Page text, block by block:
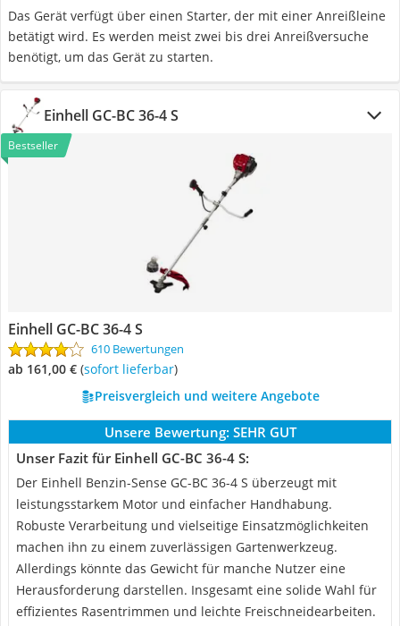
Das Gerät verfügt über einen Starter, der mit einer Anreißleine
betätigt wird. Es werden meist zwei bis drei Anreißversuche
benötigt, um das Gerät zu starten.
Einhell GC-BC 36-4 S
Bestseller
Einhell GC-BC 36-4 S
610 Bewertungen
ab 161,00 € ( Sofort lieferbar)
Preisvergleich und weitere Angebote
Unsere Bewertung: SEHR GUT
Unser Fazit für Einhell GC-BC 36-4 S:
Der Einhell Benzin-Sense GC-BC 36-4 S überzeugt mit
leistungsstarkem Motor und einfacher Handhabung.
Robuste Verarbeitung und vielseitige Einsatzmöglichkeiten
machen ihn zu einem zuverlässigen Gartenwerkzeug.
Allerdings könnte das Gewicht für manche Nutzer eine
Herausforderung darstellen. Insgesamt eine solide Wahl für
effizientes Rasentrimmen und leichte Freischneidearbeiten.